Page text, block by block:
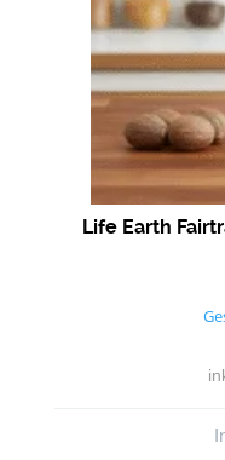
Life Earth